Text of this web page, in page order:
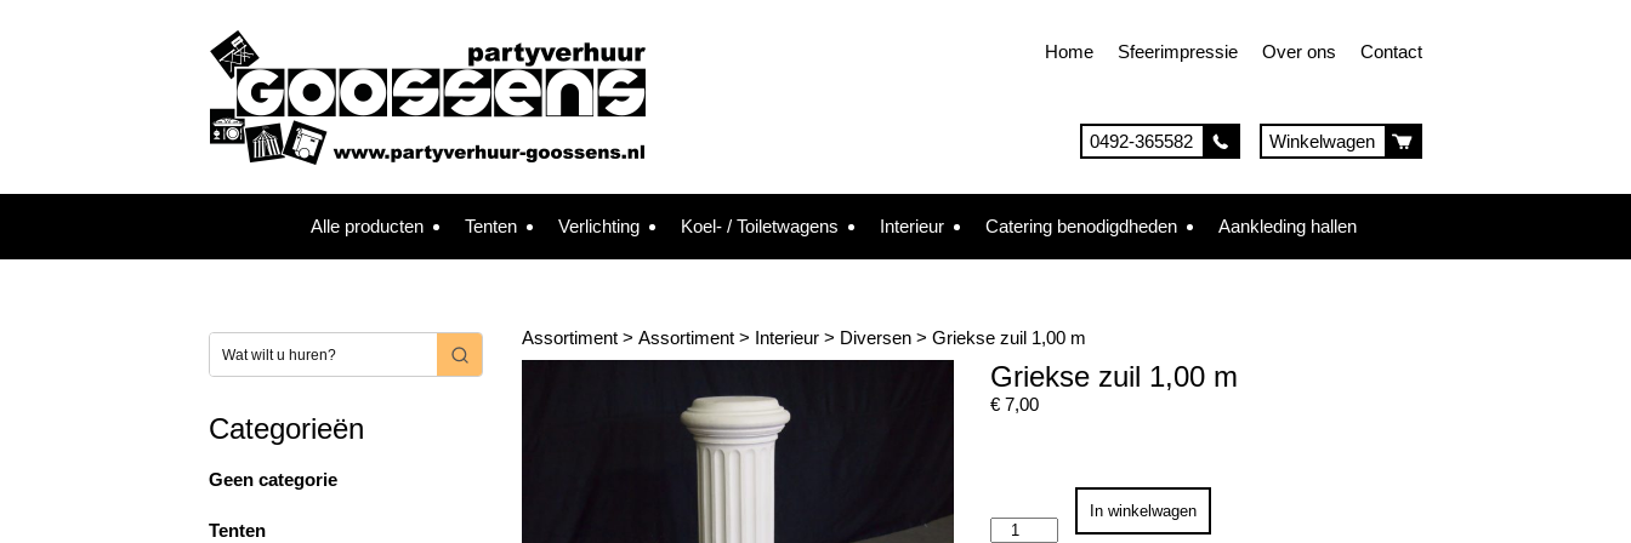
Home Sfeerimpressie Over ons Contact
0492-365582 Winkelwagen
Alle producten Tenten Verlichting Koel- / Toiletwagens Interieur Catering benodigdheden Aankleding hallen
Categorieën
Geen categorie
Tenten
Assortiment> Assortiment> Interieur> Diversen> Griekse zuil 1,00 m
Griekse zuil 1,00 m
€7,00
zuil
In winkelwagen